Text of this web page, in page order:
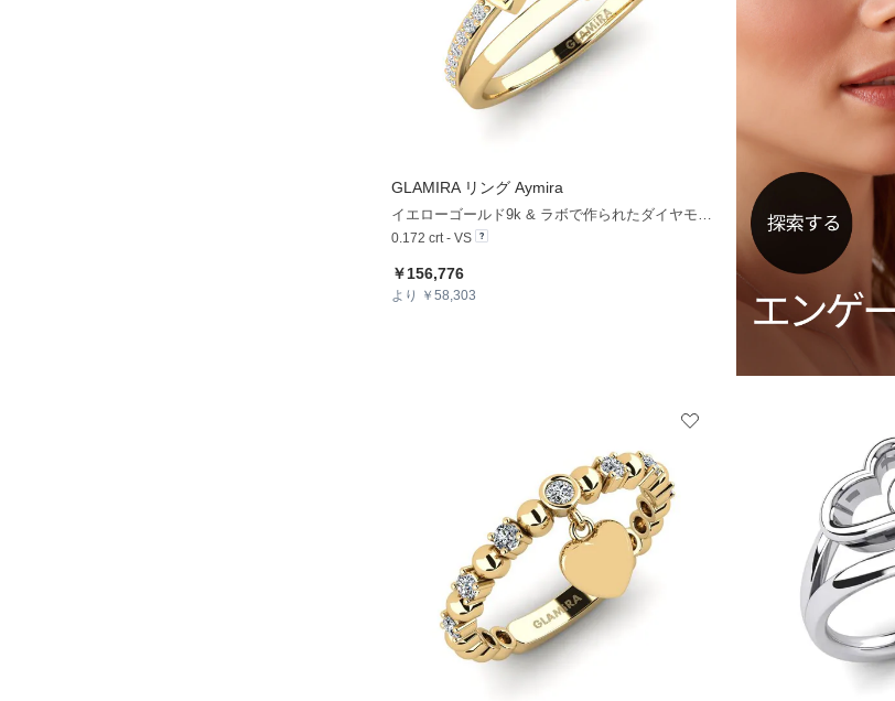
+13
GLAMIRAリング Aymira
イエローゴールド9k & ラボで作られたダイヤモンド
0.172 crt - VS
￥156,776
より ￥58,303